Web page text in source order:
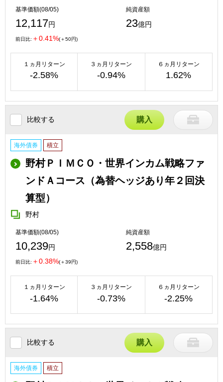
基準価額(08/05)
12,117円
純資産額
23億円
前日比: ＋0.41%(＋50円)
１ヵ月リターン
-2.58%
３ヵ月リターン
-0.94%
６ヵ月リターン
1.62%
比較する 購入
海外債券 積立
野村ＰＩＭＣＯ・世界インカム戦略ファ
ンドＡコース（為替ヘッジあり年２回決
算型）
野村
基準価額(08/05)
10,239円
純資産額
2,558億円
前日比: ＋0.38%(＋39円)
１ヵ月リターン
-1.64%
３ヵ月リターン
-0.73%
６ヵ月リターン
-2.25%
比較する 購入
海外債券 積立